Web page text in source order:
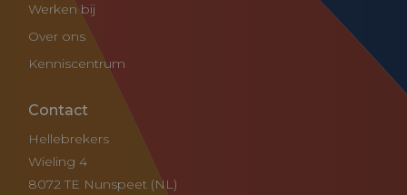
Werken bij
Over ons
Kenniscentrum
Contact
Hellebrekers
Wieling 4
8072 TE Nunspeet (NL)